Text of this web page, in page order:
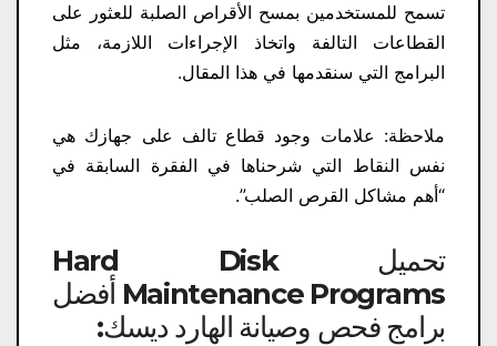
تسمح للمستخدمين بمسح الأقراص الصلبة للعثور على
القطاعات التالفة واتخاذ الإجراءات اللازمة، مثل
البرامج التي سنقدمها في هذا المقال.
ملاحظة: علامات وجود قطاع تالف على جهازك هي
نفس النقاط التي شرحناها في الفقرة السابقة في
“أهم مشاكل القرص الصلب”.
تحميل Hard Disk
Maintenance Programs أفضل
برامج فحص وصيانة الهارد ديسك: